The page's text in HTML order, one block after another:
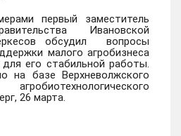
первый заместитель
Ивановской
обсудил вопросы
малого агробизнеса
его стабильной работы.
на базе Верхневолжского
26 марта.